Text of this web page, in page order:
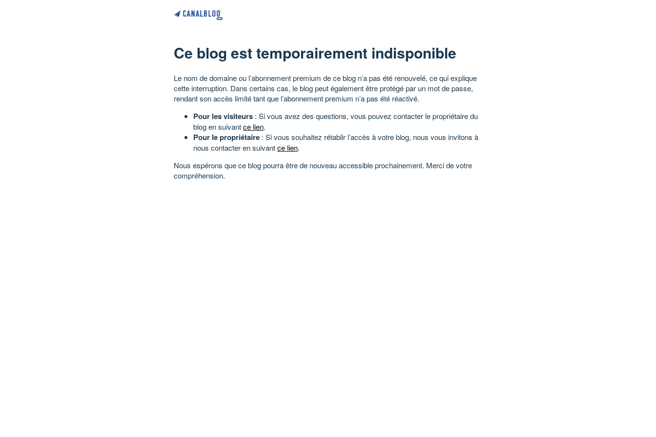
Ce blog est temporairement indisponible
Le nom de domaine ou l’abonnement premium de ce blog n’a pas été renouvelé, ce qui explique
cette interruption. Dans certains cas, le blog peut également être protégé par un mot de passe,
rendant son accès limité tant que l’abonnement premium n’a pas été réactivé.
Pour les visiteurs : Si vous avez des questions, vous pouvez contacter le propriétaire du
blog en suivantce lien.
Pour le propriétaire : Si vous souhaitez rétablir l’accès à votre blog, nous vous invitons à
nous contacter en suivantce lien.
Nous espérons que ce blog pourra être de nouveau accessible prochainement. Merci de votre
compréhension.